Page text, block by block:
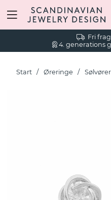
Fri
4. generations
Start Øreringe